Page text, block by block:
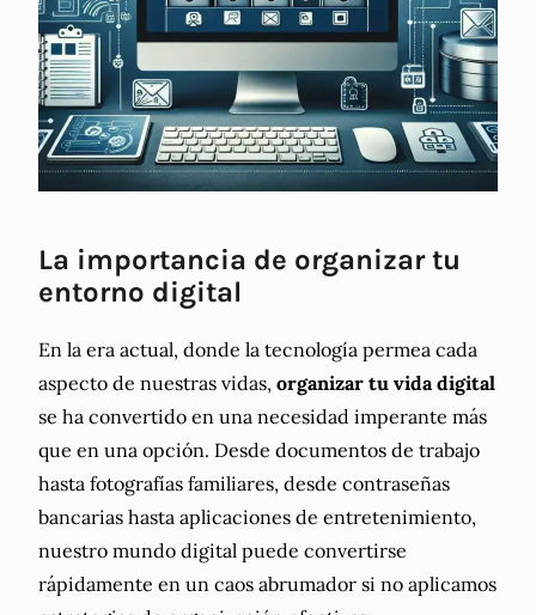
La importancia de organizar tu
entorno digital
En la era actual, donde la tecnología permea cada
aspecto de nuestras vidas, organizar tu vida digital
se ha convertido en una necesidad imperante más
que en una opción. Desde documentos de trabajo
hasta fotografías familiares, desde contraseñas
bancarias hasta aplicaciones de entretenimiento,
nuestro mundo digital puede convertirse
rápidamente en un caos abrumador si no aplicamos